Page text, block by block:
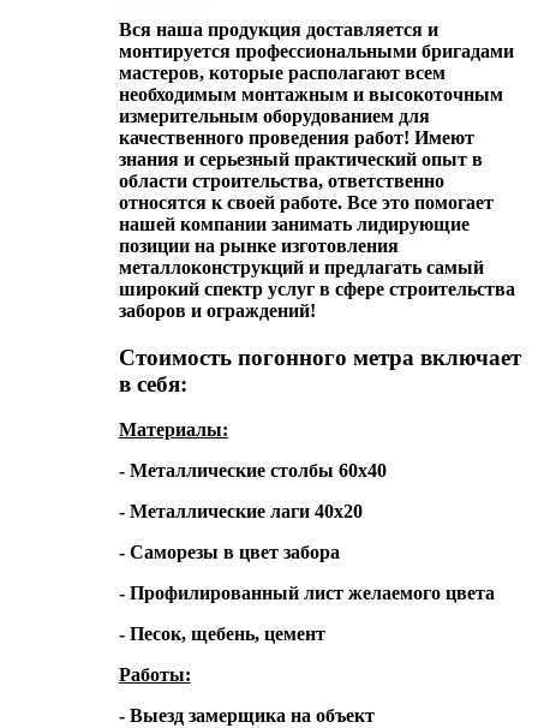
Вся наша продукция доставляется и
монтируется профессиональными бригадами
мастеров, которые располагают всем
необходимым монтажным и высокоточным
измерительным оборудованием для
качественного проведения работ! Имеют
знания и серьезный практический опыт в
области строительства, ответственно
относятся к своей работе. Все это помогает
нашей компании занимать лидирующие
позиции на рынке изготовления
металлоконструкций и предлагать самый
широкий спектр услуг в сфере строительства
заборов и ограждений!
Стоимость погонного метра включает
в себя:
Материалы:
- Металлические столбы 60х40
- Металлические лаги 40х20
- Саморезы в цвет забора
- Профилированный лист желаемого цвета
- Песок, щебень, цемент
Работы:
- Выезд замерщика на объект